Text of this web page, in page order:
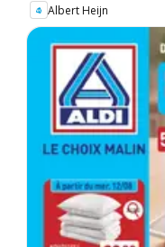
Albert Heijn